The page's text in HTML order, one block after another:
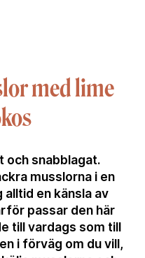
med lime
och snabblagat.
musslorna i en
alltid en känsla av
passar den här
till vardags som till
i förväg om du vill,